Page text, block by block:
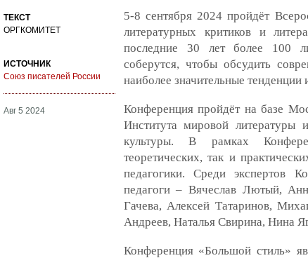
ТЕКСТ
ОРГКОМИТЕТ
ИСТОЧНИК
Союз писателей России
Авг 5 2024
5-8 сентября 2024 пройдёт
литературных критиков и
последние 30 лет более 100
соберутся, чтобы обсудить
наиболее значительные тенденции
Конференция пройдёт на базе
Института мировой литературы
культуры. В рамках
теоретических, так и
педагогики. Среди экспертов
педагоги – Вячеслав Лютый,
Гачева, Алексей Татаринов,
Андреев, Наталья Свирина, Нина
Конференция «Большой стиль»